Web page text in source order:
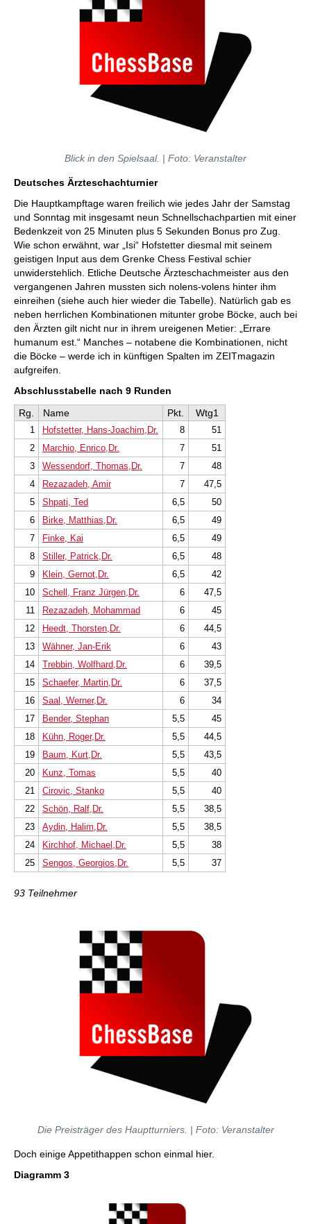
Blick in den Spielsaal. | Foto: Veranstalter
Deutsches Ärzteschachturnier
Die Hauptkampftage waren freilich wie jedes Jahr der Samstag
und Sonntag mit insgesamt neun Schnellschachpartien mit einer
Bedenkzeit von 25 Minuten plus 5 Sekunden Bonus pro Zug.
Wie schon erwähnt, war „Isi“ Hofstetter diesmal mit seinem
geistigen Input aus dem Grenke Chess Festival schier
unwiderstehlich. Etliche Deutsche Ärzteschachmeister aus den
vergangenen Jahren mussten sich nolens-volens hinter ihm
einreihen (siehe auch hier wieder die Tabelle). Natürlich gab es
neben herrlichen Kombinationen mitunter grobe Böcke, auch bei
den Ärzten gilt nicht nur in ihrem ureigenen Metier: „Errare
humanum est.“ Manches – notabene die Kombinationen, nicht
die Böcke – werde ich in künftigen Spalten im ZEITmagazin
aufgreifen.
Abschlusstabelle nach 9 Runden
Rg.
Name Pkt. Wtg1
1 Hofstetter, Hans-Joachim,Dr. 8
51
2
Marchio, Enrico,Dr. 7
51
3
Wessendorf, Thomas,Dr. 7
48
4
Rezazadeh, Amir 7
47,5
5
Shpati, Ted 6,5
50
6
Birke, Matthias,Dr. 6,5
49
7
Finke, Kai 6,5
49
8
Stiller, Patrick,Dr. 6,5
48
9
Klein, Gernot,Dr. 6,5
42
10
Schell, Franz Jürgen,Dr. 6
47,5
11
Rezazadeh, Mohammad 6
45
12
Heedt, Thorsten,Dr. 6
44,5
13
Wähner, Jan-Erik 6
43
14
Trebbin, Wolfhard,Dr. 6
39,5
15
Schaefer, Martin,Dr. 6
37,5
16
Saal, Werner,Dr. 6
34
17
Bender, Stephan 5,5
45
18
Kühn, Roger,Dr. 5,5
44,5
19
Baum, Kurt,Dr. 5,5
43,5
20
Kunz, Tomas 5,5
40
21
Cirovic, Stanko 5,5
40
22
Schön, Ralf,Dr. 5,5
38,5
23
Aydin, Halim,Dr. 5,5
38,5
24
Kirchhof, Michael,Dr. 5,5
38
25
Sengos, Georgios,Dr. 5,5 37
93 Teilnehmer
Die Preisträger des Hauptturniers. | Foto: Veranstalter
Doch einige Appetithappen schon einmal hier.
Diagramm 3